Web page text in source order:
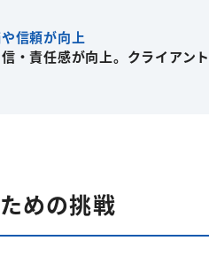
信頼が向上
・責任感が向上。クライアン
めの挑戦